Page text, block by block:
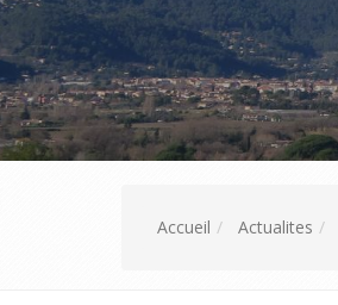
Accueil Actualites